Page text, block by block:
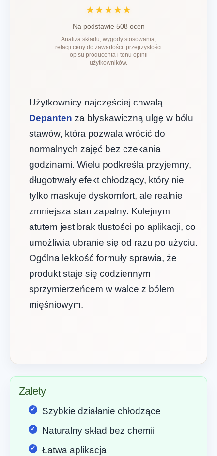
★★★★★
Na podstawie 508 ocen
Analiza składu, wygody stosowania,
relacji ceny do zawartości, przejrzystości
opisu producenta i tonu opinii
użytkowników.
Użytkownicy najczęściej chwalą
Depanten za błyskawiczną ulgę w bólu
stawów, która pozwala wrócić do
normalnych zajęć bez czekania
godzinami. Wielu podkreśla przyjemny,
długotrwały efekt chłodzący, który nie
tylko maskuje dyskomfort, ale realnie
zmniejsza stan zapalny. Kolejnym
atutem jest brak tłustości po aplikacji, co
umożliwia ubranie się od razu po użyciu.
Ogólna lekkość formuły sprawia, że
produkt staje się codziennym
sprzymierzeńcem w walce z bólem
mięśniowym.
Zalety
Szybkie działanie chłodzące
Naturalny skład bez chemii
Łatwa aplikacja